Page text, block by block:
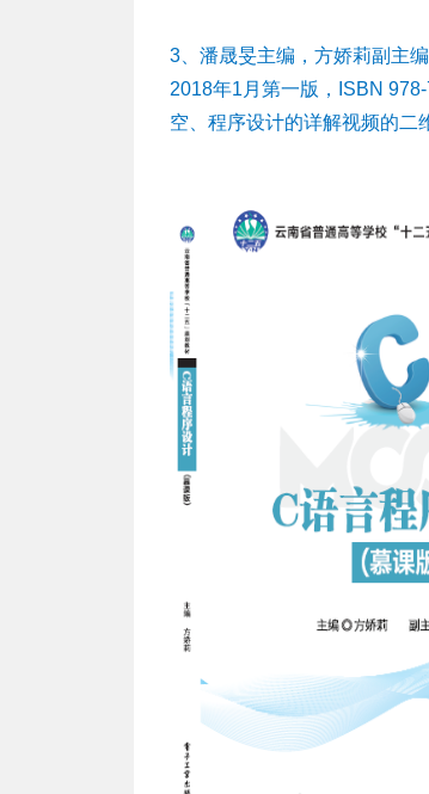
3、潘晟旻主编，方娇莉副主
2018年1月第一版，ISBN
空、程序设计的详解视频的二